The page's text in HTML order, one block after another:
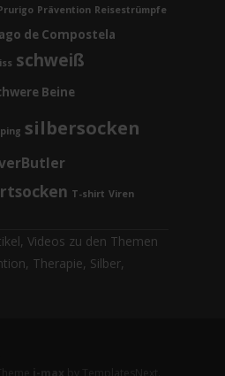
Prävention Reisestrümpfe
de Compostela
schweiß
Beine
silbersocken
T-shirt Viren
Videos zu den Themen
Therapie, Silber,
i-max